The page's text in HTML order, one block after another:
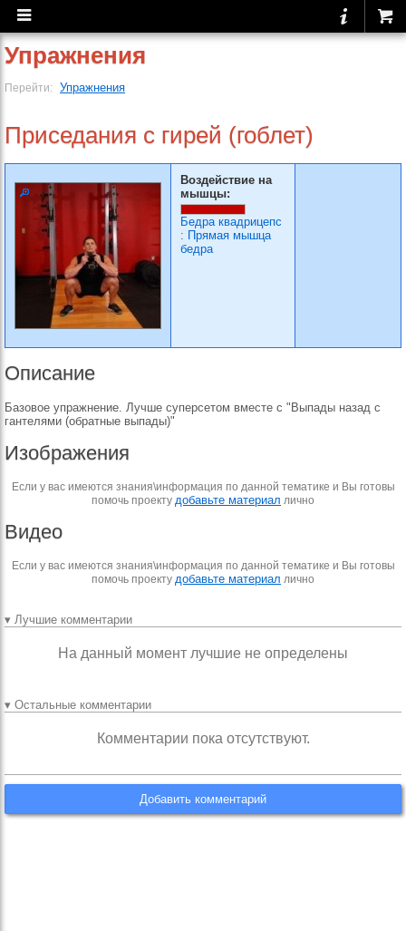
Упражнения
Перейти: Упражнения
Приседания с гирей (гоблет)
Воздействие на
мышцы:
Бедра квадрицепс
: Прямая мышца
бедра
Описание
Базовое упражнение. Лучше суперсетом вместе с "Выпады назад с
гантелями (обратные выпады)"
Изображения
Если у вас имеются знания\информация по данной тематике и Вы готовы
помочь проекту добавьте материал лично
Видео
Если у вас имеются знания\информация по данной тематике и Вы готовы
помочь проекту добавьте материал лично
▾ Лучшие комментарии
На данный момент лучшие не определены
▾ Остальные комментарии
Комментарии пока отсутствуют.
Добавить комментарий